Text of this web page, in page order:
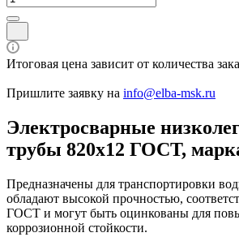
Итоговая цена зависит от количества
Пришлите заявку на info@elba-msk.ru
Электросварные
трубы 820х12 ГОСТ,
Предназначены для транспортировки
обладают высокой прочностью,
ГОСТ и могут быть оцинкованы для
коррозионной стойкости.